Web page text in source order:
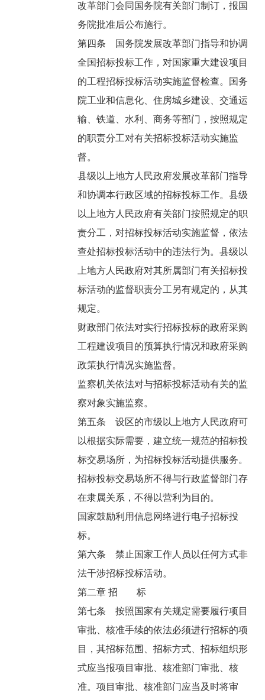
改革部门会同国务院有关部门制订，报国
务院批准后公布施行。
第四条 国务院发展改革部门指导和协调
全国招标投标工作，对国家重大建设项目
的工程招标投标活动实施监督检查。国务
院工业和信息化、住房城乡建设、交通运
输、铁道、水利、商务等部门，按照规定
的职责分工对有关招标投标活动实施监
督。
县级以上地方人民政府发展改革部门指导
和协调本行政区域的招标投标工作。县级
以上地方人民政府有关部门按照规定的职
责分工，对招标投标活动实施监督，依法
查处招标投标活动中的违法行为。县级以
上地方人民政府对其所属部门有关招标投
标活动的监督职责分工另有规定的，从其
规定。
财政部门依法对实行招标投标的政府采购
工程建设项目的预算执行情况和政府采购
政策执行情况实施监督。
监察机关依法对与招标投标活动有关的监
察对象实施监察。
第五条 设区的市级以上地方人民政府可
以根据实际需要，建立统一规范的招标投
标交易场所，为招标投标活动提供服务。
招标投标交易场所不得与行政监督部门存
在隶属关系，不得以营利为目的。
国家鼓励利用信息网络进行电子招标投
标。
第六条 禁止国家工作人员以任何方式非
法干涉招标投标活动。
第二章 招 标
第七条 按照国家有关规定需要履行项目
审批、核准手续的依法必须进行招标的项
目，其招标范围、招标方式、招标组织形
式应当报项目审批、核准部门审批、核
准。项目审批、核准部门应当及时将审